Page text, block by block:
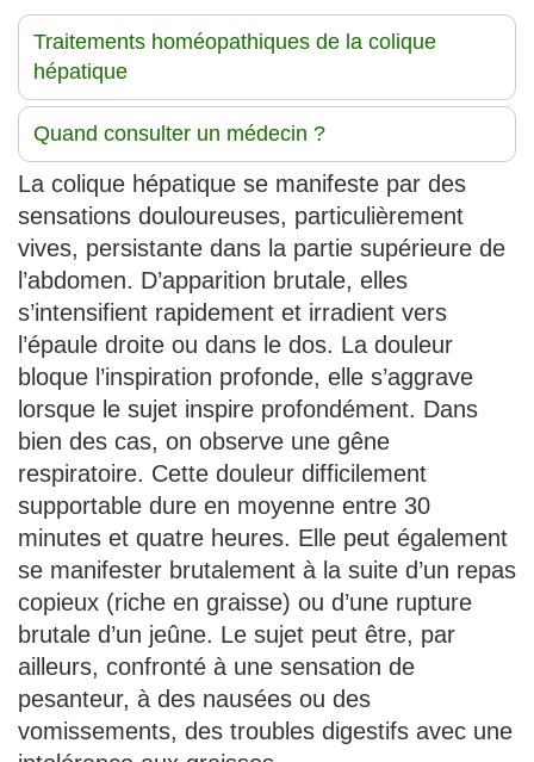
Traitements homéopathiques de la colique
hépatique
Quand consulter un médecin ?
La colique hépatique se manifeste par des
sensations douloureuses, particulièrement
vives, persistante dans la partie supérieure de
l’abdomen. D’apparition brutale, elles
s’intensifient rapidement et irradient vers
l’épaule droite ou dans le dos. La douleur
bloque l’inspiration profonde, elle s’aggrave
lorsque le sujet inspire profondément. Dans
bien des cas, on observe une gêne
respiratoire. Cette douleur difficilement
supportable dure en moyenne entre 30
minutes et quatre heures. Elle peut également
se manifester brutalement à la suite d’un repas
copieux (riche en graisse) ou d’une rupture
brutale d’un jeûne. Le sujet peut être, par
ailleurs, confronté à une sensation de
pesanteur, à des nausées ou des
vomissements, des troubles digestifs avec une